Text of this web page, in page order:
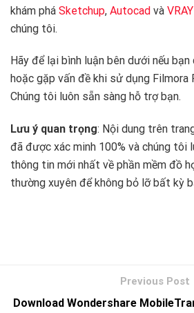
khám phá Sketchup, Autocad và VRAY
chúng tôi.
Hãy để lại bình luận bên dưới nếu
hoặc gặp vấn đề khi sử dụng Filmora
Chúng tôi luôn sẵn sàng hỗ trợ bạn.
Lưu ý quan trọng: Nội dung trên
đã được xác minh 100% và chúng tôi
thông tin mới nhất về phần mềm đồ
thường xuyên để không bỏ lỡ bất kỳ
Download Wondershare